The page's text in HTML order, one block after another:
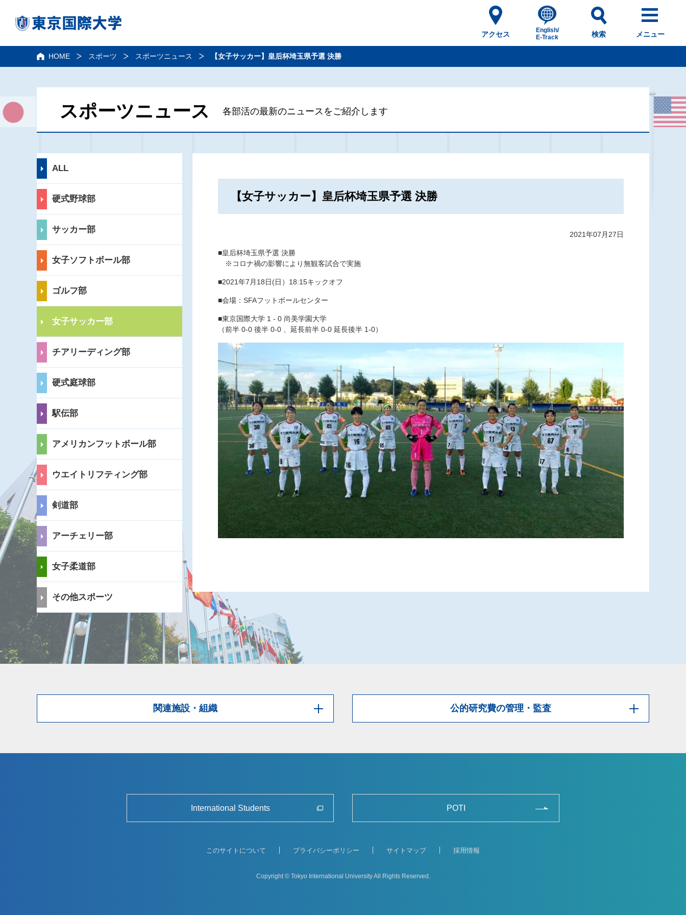
アクセス
English/
E-Track
検索 メニュー
HOME スポーツ スポーツニュース 【女子サッカー】皇后杯埼玉県予選 決勝
スポーツニュース 各部活の最新のニュースをご紹介します
ALL
硬式野球部
サッカー部
女子ソフトボール部
ゴルフ部
女子サッカー部
チアリーディング部
硬式庭球部
駅伝部
アメリカンフットボール部
ウエイトリフティング部
剣道部
アーチェリー部
女子柔道部
その他スポーツ
【女子サッカー】皇后杯埼玉県予選 決勝
2021年07月27日
■皇后杯埼玉県予選 決勝
※コロナ禍の影響により無観客試合で実施
■2021年7月18日(日）18:15キックオフ
■会場：SFAフットボールセンター
■東京国際大学 1 - 0 尚美学園大学
（前半 0-0 後半 0-0 、延長前半 0-0 延長後半 1-0）
関連施設・組織 公的研究費の管理・監査
International Students POTI
このサイトについて プライバシーポリシー サイトマップ 採用情報
Copyright © Tokyo International UniversityAll Rights Reserved.